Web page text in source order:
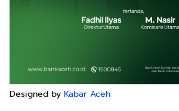
Designed by Kabar Aceh